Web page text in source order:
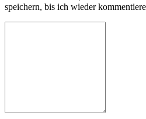
speichern, bis ich wieder